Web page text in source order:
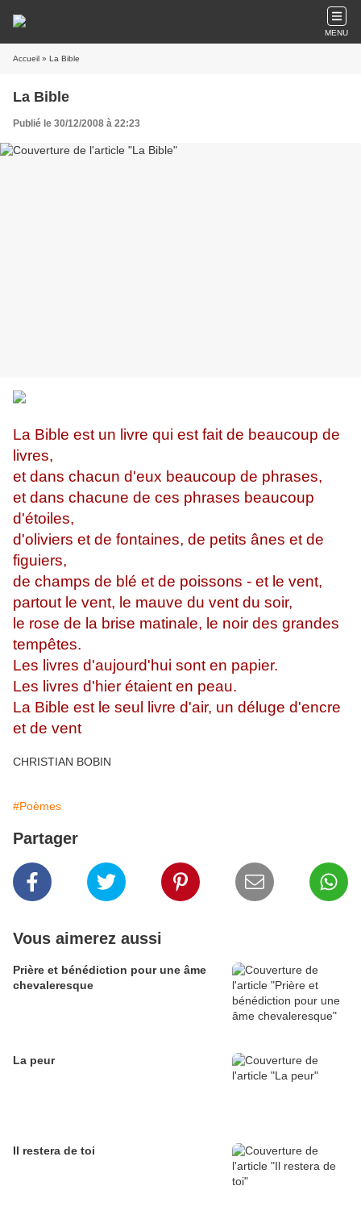
MENU
Accueil » La Bible
La Bible
Publié le 30/12/2008 à 22:23
La Bible est un livre qui est fait de beaucoup de
livres,
et dans chacun d'eux beaucoup de phrases,
et dans chacune de ces phrases beaucoup
d'étoiles,
d'oliviers et de fontaines, de petits ânes et de
figuiers,
de champs de blé et de poissons - et le vent,
partout le vent, le mauve du vent du soir,
le rose de la brise matinale, le noir des grandes
tempêtes.
Les livres d'aujourd'hui sont en papier.
Les livres d'hier étaient en peau.
La Bible est le seul livre d'air, un déluge d'encre
et de vent
CHRISTIAN BOBIN
#Poèmes
Partager
Vous aimerez aussi
Prière et bénédiction pour une âme
chevaleresque
La peur
Il restera de toi